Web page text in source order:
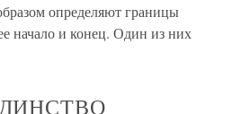
определяют границы
начало и конец. Один из них